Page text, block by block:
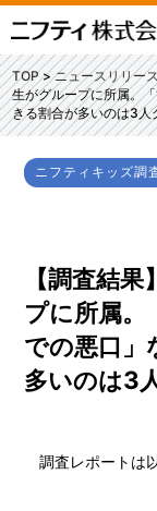
TOP ニュースリリー
生がグループに所属。
きる割合が多いのは3人
ニフティキッズ調
【調査結
プに所属。
での悪口」
多いのは3
調査レポートは